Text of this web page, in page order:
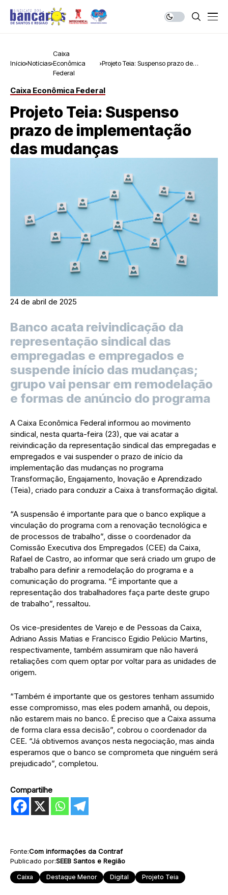
Início Notícias
Caixa
Econômica
Federal
Projeto Teia: Suspenso prazo de
Caixa Econômica Federal
Projeto Teia: Suspenso
prazo de implementação
das mudanças
24 de abril de 2025
Banco acata reivindicação da
representação sindical das
empregadas e empregados e
suspende início das mudanças;
grupo vai pensar em remodelação
e formas de anúncio do programa
A Caixa Econômica Federal informou ao movimento
sindical, nesta quarta-feira (23), que vai acatar a
reivindicação da representação sindical das empregadas e
empregados e vai suspender o prazo de início da
implementação das mudanças no programa
Transformação, Engajamento, Inovação e Aprendizado
(Teia), criado para conduzir a Caixa à transformação digital.
“A suspensão é importante para que o banco explique a
vinculação do programa com a renovação tecnológica e
de processos de trabalho”, disse o coordenador da
Comissão Executiva dos Empregados (CEE) da Caixa,
Rafael de Castro, ao informar que será criado um grupo de
trabalho para definir a remodelação do programa e a
comunicação do programa. “É importante que a
representação dos trabalhadores faça parte deste grupo
de trabalho”, ressaltou.
Os vice-presidentes de Varejo e de Pessoas da Caixa,
Adriano Assis Matias e Francisco Egidio Pelúcio Martins,
respectivamente, também assumiram que não haverá
retaliações com quem optar por voltar para as unidades de
origem.
“Também é importante que os gestores tenham assumido
esse compromisso, mas eles podem amanhã, ou depois,
não estarem mais no banco. É preciso que a Caixa assuma
de forma clara essa decisão”, cobrou o coordenador da
CEE. “Já obtivemos avanços nesta negociação, mas ainda
esperamos que o banco se comprometa que ninguém será
prejudicado”, completou.
Compartilhe
Fonte:Com informações da Contraf
Publicado por:SEEB Santos e Região
Caixa Destaque Menor Digital Projeto Teia